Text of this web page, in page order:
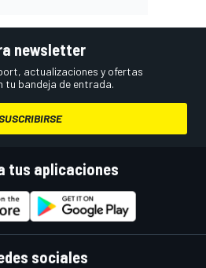
newsletter
actualizaciones y ofertas
tu bandeja de entrada.
tus aplicaciones
sociales